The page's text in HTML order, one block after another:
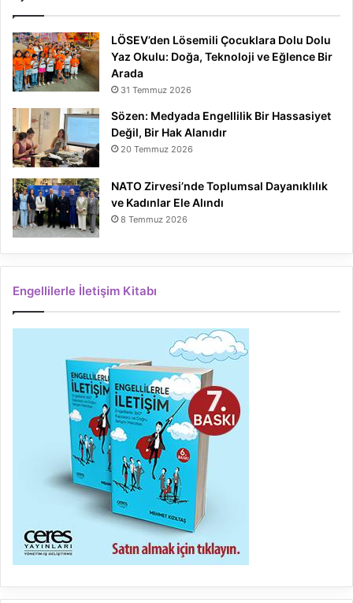
LÖSEV’den Lösemili Çocuklara Dolu Dolu
Yaz Okulu: Doğa, Teknoloji ve Eğlence Bir
Arada
31 Temmuz 2026
Sözen: Medyada Engellilik Bir Hassasiyet
Değil, Bir Hak Alanıdır
20 Temmuz 2026
NATO Zirvesi’nde Toplumsal Dayanıklılık
ve Kadınlar Ele Alındı
8 Temmuz 2026
Engellilerle İletişim Kitabı